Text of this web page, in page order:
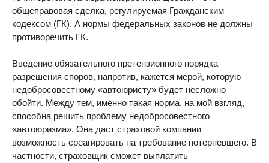
общеправовая сделка, регулируемая Гражданским
кодексом (ГК). А нормы федеральных законов не должны
противоречить ГК.
Введение обязательного претензионного порядка
разрешения споров, напротив, кажется мерой, которую
недобросовестному «автоюристу» будет несложно
обойти. Между тем, именно такая норма, на мой взгляд,
способна решить проблему недобросовестного
«автоюризма». Она даст страховой компании
возможность среагировать на требование потерпевшего. В
частности, страховщик сможет выплатить